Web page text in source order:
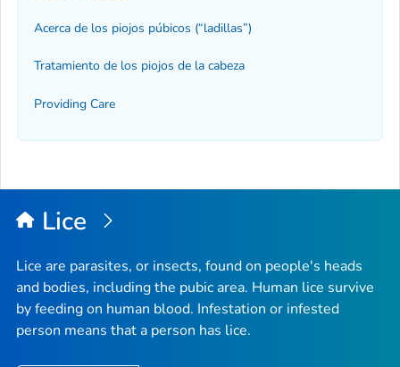
Acerca de los piojos púbicos (“ladillas”)
Tratamiento de los piojos de la cabeza
Providing Care
Lice
Lice are parasites, or insects, found on people's heads
and bodies, including the pubic area. Human lice survive
by feeding on human blood. Infestation or infested
person means that a person has lice.